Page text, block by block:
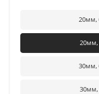
[на проставки нанесено
рекомендуется нанести
20мм,
20мм,
30мм,
30мм,